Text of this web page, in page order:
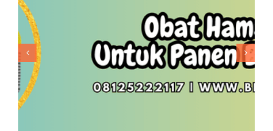
Obat Hama Padi Untuk Panen
Berkualitas